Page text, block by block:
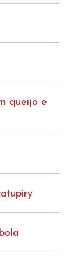
queijo e